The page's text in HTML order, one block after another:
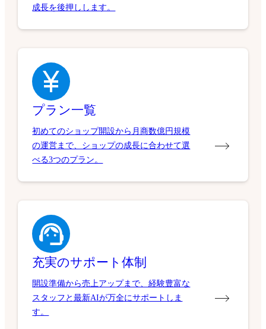
成長を後押しします。
プラン一覧
初めてのショップ開設から月商数億円規模
の運営まで、ショップの成長に合わせて選
べる3つのプラン。
充実のサポート体制
開設準備から売上アップまで、経験豊富な
スタッフと最新AIが万全にサポートしま
す。